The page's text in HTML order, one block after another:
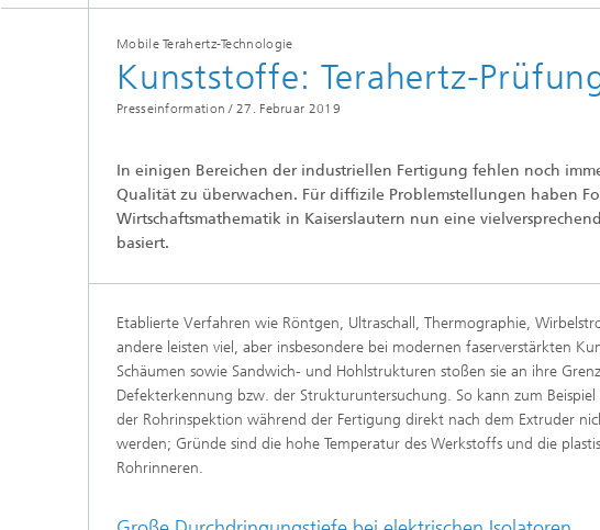
Produktion
KI-Lösungen für Digitalisierung und
Quantencomputing in der
Bildverarbeitung
Dynamik und
Menschmodelle und
Maschine-Interaktion
Technikum
und Computing«
Business Analytics und
Anomaliedetektion
Finanz- und
®
Quantencomputing im Bereich
»Analytics und Computing«
Investmentmanagement und -
optimierung
Datenanalyse und Künstliche
Intelligenz
Skalierbare parallele
Programmierung
Schichtdickenmessung
Materialanalyse
3D Mikro- und
Mobile Terahertz-Technologie
Kunststoffe: Terahertz-
Presseinformation / 27. Februar 2019
In einigen Bereichen der industriellen Fertigung fehlen noch
Qualität zu überwachen. Für diffizile Problemstellungen haben
Wirtschaftsmathematik in Kaiserslautern nun eine
basiert.
Etablierte Verfahren wie Röntgen, Ultraschall, Thermographie,
andere leisten viel, aber insbesondere bei modernen faserverstärkten
Schäumen sowie Sandwich- und Hohlstrukturen stoßen sie an ihre
Defekterkennung bzw. der Strukturuntersuchung. So kann zum Beispiel
der Rohrinspektion während der Fertigung direkt nach dem Extruder
werden; Gründe sind die hohe Temperatur des Werkstoffs und die
Rohrinneren.